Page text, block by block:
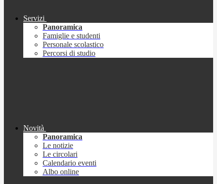
Servizi
Panoramica
Famiglie e studenti
Personale scolastico
Percorsi di studio
Novità
Panoramica
Le notizie
Le circolari
Calendario eventi
Albo online